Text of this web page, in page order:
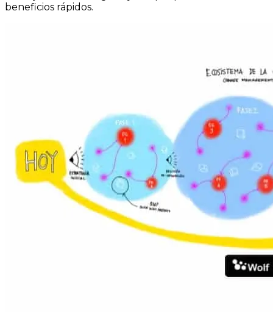
beneficios rápidos.